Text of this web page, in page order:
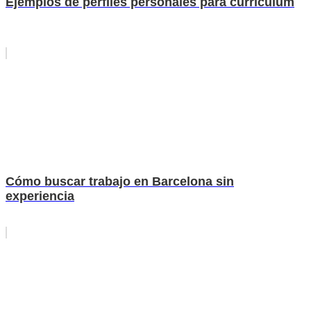
Cómo buscar trabajo en Barcelona sin
experiencia